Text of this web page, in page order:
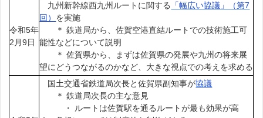
令和5年
2月9日
九州新幹線西九州ルートに関する
「幅広い協議」（第7
回） を実施
＊ 鉄道局から、佐賀空港直結ルートでの技術施工可
能性などについて説明
＊ 佐賀県から、まずは佐賀県の発展や九州の将来展
望にどうつながるのかなど、大きな視点での考えを求める
国土交通省鉄道局次長と佐賀県副知事が協議
＊ 鉄道局次長の主な意見
・ ルートは佐賀駅を通るルートが最も効果が高